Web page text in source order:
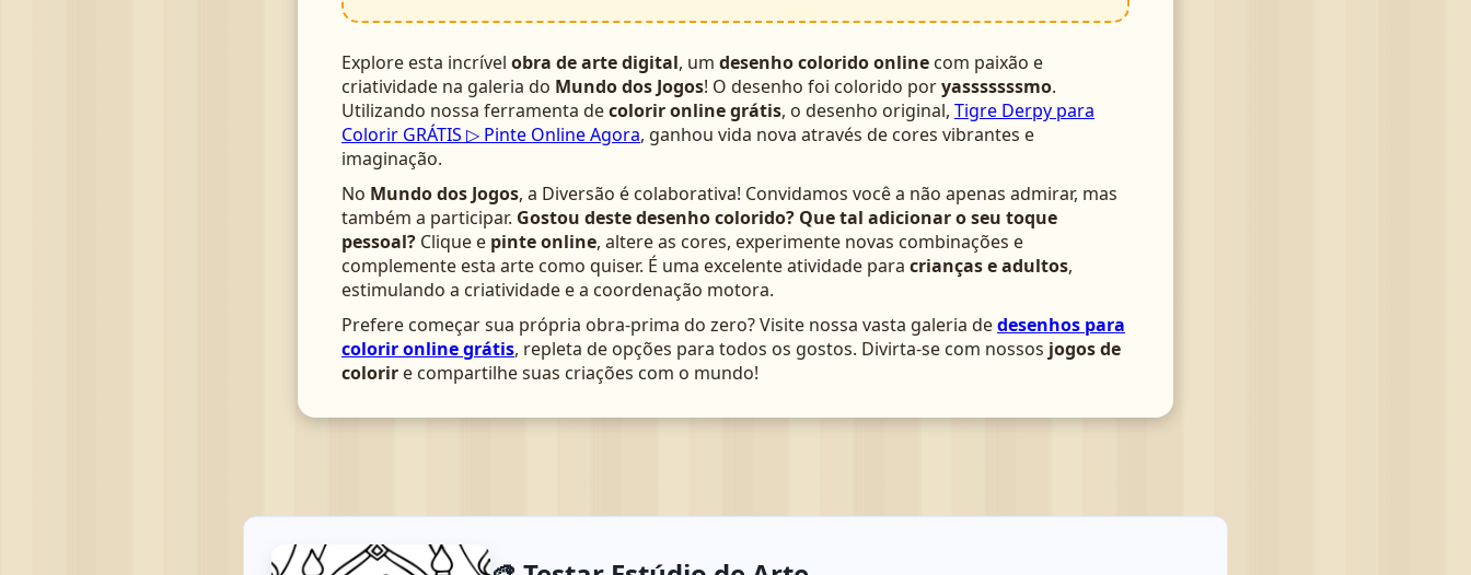
Explore esta incrível obra de arte digital, um desenho colorido online com paixão e
criatividade na galeria do Mundo dos Jogos! O desenho foi colorido poryasssssssmo.
Utilizando nossa ferramenta decolorir online grátis, o desenho original, Tigre Derpy para
Colorir GRÁTIS ▷ Pinte Online Agora, ganhou vida nova através de cores vibrantes e
imaginação.
No Mundo dos Jogos, a Diversão é colaborativa! Convidamos você a não apenas admirar, mas
também a participar. Gostou deste desenho colorido? Que tal adicionar o seu toque
pessoal? Clique e pinte online, altere as cores, experimente novas combinações e
complemente esta arte como quiser. É uma excelente atividade para crianças e adultos,
estimulando a criatividade e a coordenação motora.
Prefere começar sua própria obra-prima do zero? Visite nossa vasta galeria dedesenhos para
colorir online grátis, repleta de opções para todos os gostos. Divirta-se com nossos jogos de
colorir e compartilhe suas criações com o mundo!